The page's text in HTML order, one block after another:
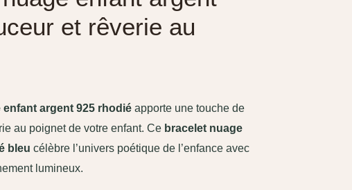
et rêverie au
enfant argent 925 rhodiéapporte une touche de
au poignet de votre enfant. Ce bracelet nuage
bleu célèbre l’univers poétique de l’enfance avec
lumineux.